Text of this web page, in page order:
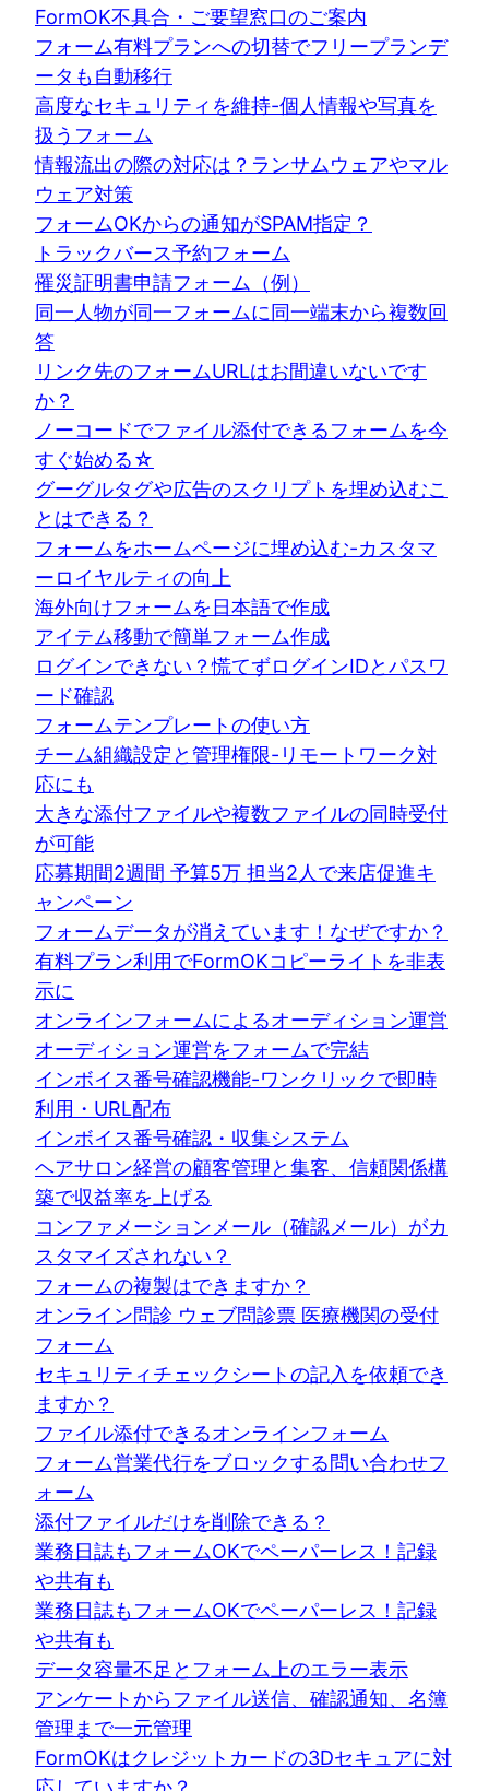
FormOK不具合・ご要望窓口のご案内
フォーム有料プランへの切替でフリープランデ
ータも自動移行
高度なセキュリティを維持-個人情報や写真を
扱うフォーム
情報流出の際の対応は？ランサムウェアやマル
ウェア対策
フォームOKからの通知がSPAM指定？
トラックバース予約フォーム
罹災証明書申請フォーム（例）
同一人物が同一フォームに同一端末から複数回
答
リンク先のフォームURLはお間違いないです
か？
ノーコードでファイル添付できるフォームを今
すぐ始める☆
グーグルタグや広告のスクリプトを埋め込むこ
とはできる？
フォームをホームページに埋め込む-カスタマ
ーロイヤルティの向上
海外向けフォームを日本語で作成
アイテム移動で簡単フォーム作成
ログインできない？慌てずログインIDとパスワ
ード確認
フォームテンプレートの使い方
チーム組織設定と管理権限-リモートワーク対
応にも
大きな添付ファイルや複数ファイルの同時受付
が可能
応募期間2週間 予算5万 担当2人で来店促進キ
ャンペーン
フォームデータが消えています！なぜですか？
有料プラン利用でFormOKコピーライトを非表
示に
オンラインフォームによるオーディション運営
オーディション運営をフォームで完結
インボイス番号確認機能-ワンクリックで即時
利用・URL配布
インボイス番号確認・収集システム
ヘアサロン経営の顧客管理と集客、信頼関係構
築で収益率を上げる
コンファメーションメール（確認メール）がカ
スタマイズされない？
フォームの複製はできますか？
オンライン問診 ウェブ問診票 医療機関の受付
フォーム
セキュリティチェックシートの記入を依頼でき
ますか？
ファイル添付できるオンラインフォーム
フォーム営業代行をブロックする問い合わせフ
ォーム
添付ファイルだけを削除できる？
業務日誌もフォームOKでペーパーレス！記録
や共有も
業務日誌もフォームOKでペーパーレス！記録
や共有も
データ容量不足とフォーム上のエラー表示
アンケートからファイル送信、確認通知、名簿
管理まで一元管理
FormOKはクレジットカードの3Dセキュアに対